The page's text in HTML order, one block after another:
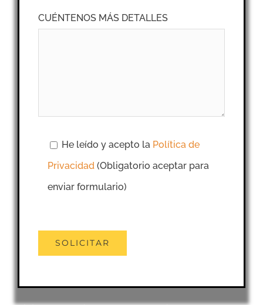
CUÉNTENOS MÁS DETALLES
He leído y acepto la Política de
Privacidad (Obligatorio aceptar para
enviar formulario)